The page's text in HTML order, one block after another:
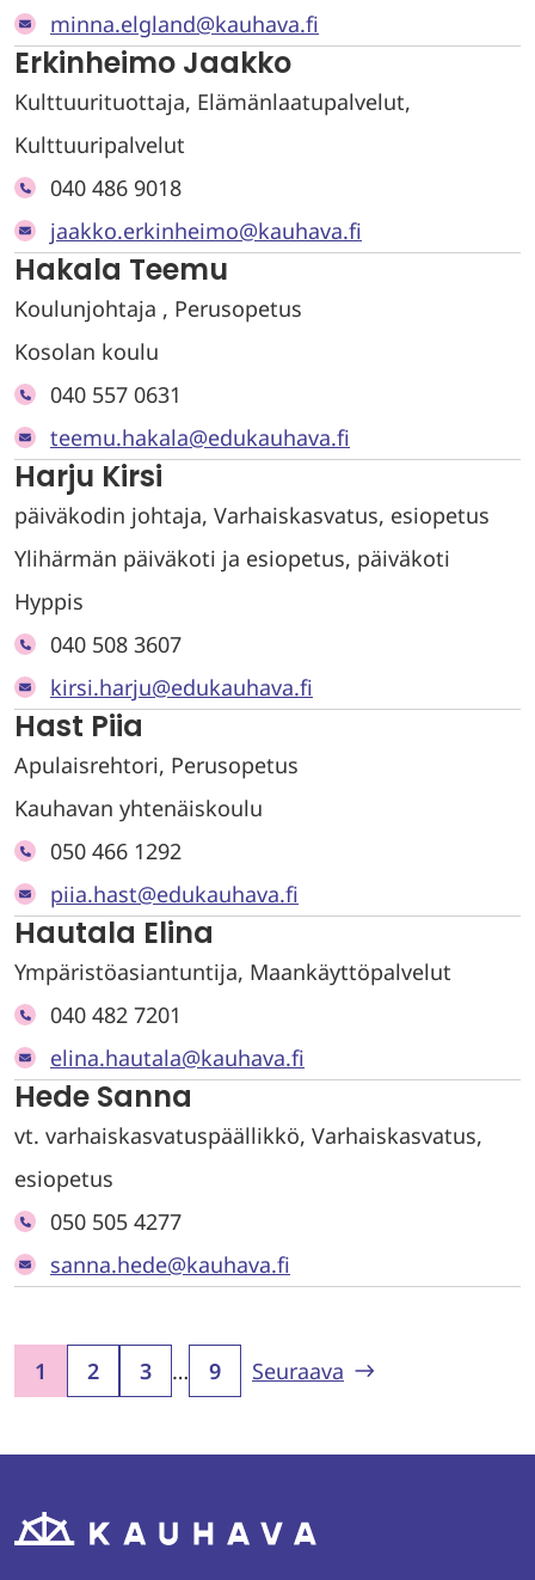
minna.elgland@kauhava.fi
Erkinheimo Jaakko
Kulttuurituottaja, Elämänlaatupalvelut,
Kulttuuripalvelut
040 486 9018
jaakko.erkinheimo@kauhava.fi
Hakala Teemu
Koulunjohtaja , Perusopetus
Kosolan koulu
040 557 0631
teemu.hakala@edukauhava.fi
Harju Kirsi
päiväkodin johtaja, Varhaiskasvatus, esiopetus
Ylihärmän päiväkoti ja esiopetus, päiväkoti
Hyppis
040 508 3607
kirsi.harju@edukauhava.fi
Hast Piia
Apulaisrehtori, Perusopetus
Kauhavan yhtenäiskoulu
050 466 1292
piia.hast@edukauhava.fi
Hautala Elina
Ympäristöasiantuntija, Maankäyttöpalvelut
040 482 7201
elina.hautala@kauhava.fi
Hede Sanna
vt. varhaiskasvatuspäällikkö, Varhaiskasvatus,
esiopetus
050 505 4277
sanna.hede@kauhava.fi
1 2 3 … 9 Seuraava